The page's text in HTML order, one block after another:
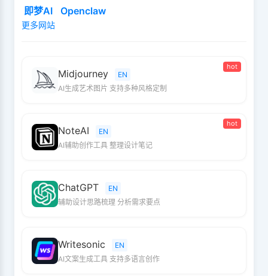
即梦AI
Openclaw
更多网站
hot
Midjourney
EN
AI生成艺术图片 支持多种风格定制
hot
NoteAI
EN
AI辅助创作工具 整理设计笔记
ChatGPT
EN
辅助设计思路梳理 分析需求要点
Writesonic
EN
AI文案生成工具 支持多语言创作